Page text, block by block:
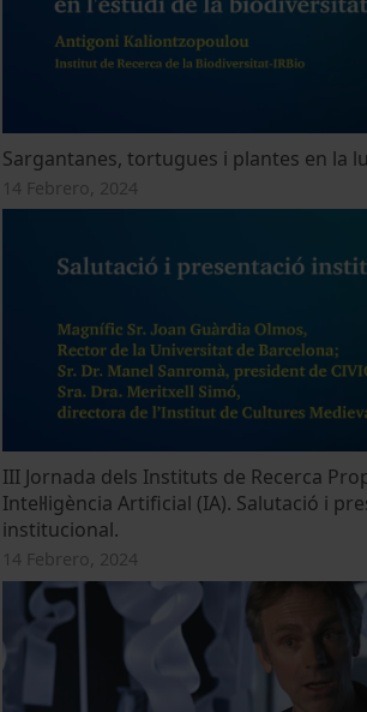
Sargantanes, tortugues i plantes en la
14 Febrero, 2024
III Jornada dels Instituts de Recerca
Intel·ligència Artificial (IA). Salutació i
institucional.
14 Febrero, 2024